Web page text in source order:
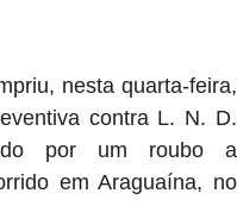
nesta quarta-feira,
contra L. N. D.
por um roubo a
em Araguaína, no